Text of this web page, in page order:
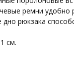
ремни удобно
рюкзака
см.